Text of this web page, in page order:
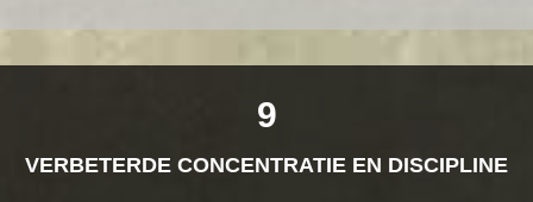
9
VERBETERDE CONCENTRATIE EN DISCIPLINE